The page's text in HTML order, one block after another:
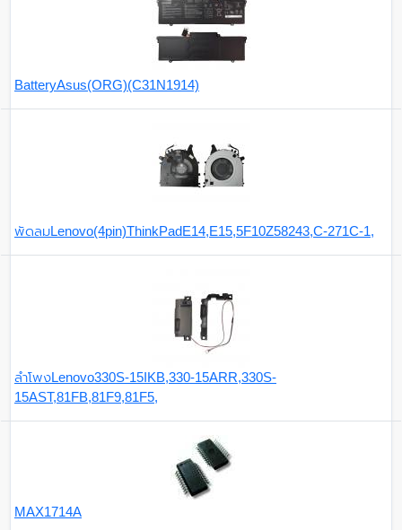
BatteryAsus(ORG)(C31N1914)
พัดลมLenovo(4pin)ThinkPadE14,E15,5F10Z58243,C-271C-1,
ลำโพงLenovo330S-15IKB,330-15ARR,330S-
15AST,81FB,81F9,81F5,
MAX1714A